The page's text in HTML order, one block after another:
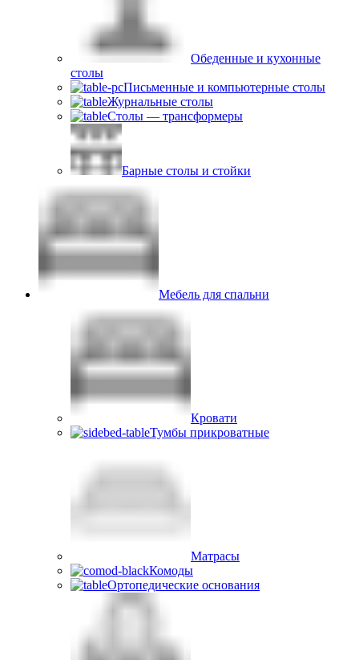
Обеденные и кухонные
столы
Письменные и компьютерные столы
Журнальные столы
Столы — трансформеры
Барные столы и стойки
Мебель для спальни
Кровати
Тумбы прикроватные
Матрасы
Комоды
Ортопедические основания